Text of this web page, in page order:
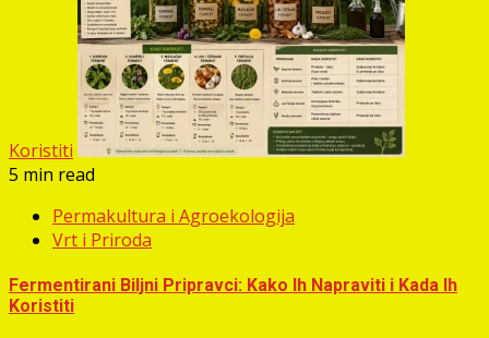
Koristiti
5 min read
Permakultura i Agroekologija
Vrt i Priroda
Fermentirani Biljni Pripravci: Kako Ih Napraviti i Kada Ih
Koristiti